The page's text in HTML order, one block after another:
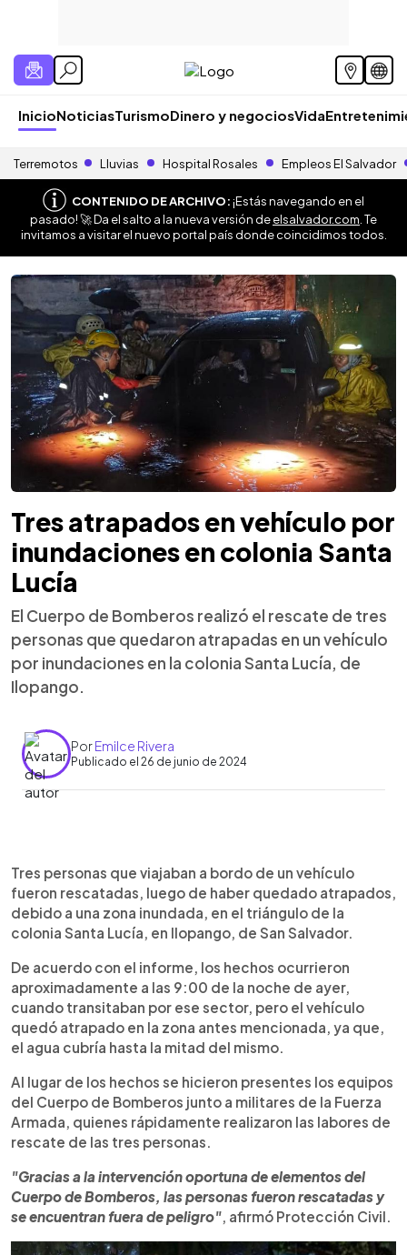
InicioNoticiasTurismoDinero y negociosVida
Terremotos Lluvias Hospital Rosales Empleos El Salvador
CONTENIDO DE ARCHIVO:¡Estás navegando en el
pasado! 🚀 Da el salto a la nueva versión deelsalvador.com . Te
invitamos a visitar el nuevo portal país donde coincidimos todos.
Tres atrapados en vehículo por
inundaciones en colonia Santa
Lucía
El Cuerpo de Bomberos realizó el rescate de tres
personas que quedaron atrapadas en un vehículo
por inundaciones en la colonia Santa Lucía, de
Ilopango.
PorEmilce Rivera
Publicado el 26 de junio de 2024
Escuchar artículo
Tres personas que viajaban a bordo de un vehículo
fueron rescatadas, luego de haber quedado atrapados,
debido a una zona inundada, en el triángulo de la
colonia Santa Lucía, en Ilopango, de San Salvador.
De acuerdo con el informe, los hechos ocurrieron
aproximadamente a las 9:00 de la noche de ayer,
cuando transitaban por ese sector, pero el vehículo
quedó atrapado en la zona antes mencionada, ya que,
el agua cubría hasta la mitad del mismo.
Al lugar de los hechos se hicieron presentes los equipos
del Cuerpo de Bomberos junto a militares de la Fuerza
Armada, quienes rápidamente realizaron las labores de
rescate de las tres personas.
"Gracias a la intervención oportuna de elementos del
Cuerpo de Bomberos, las personas fueron rescatadas y
se encuentran fuera de peligro" , afirmó Protección Civil.